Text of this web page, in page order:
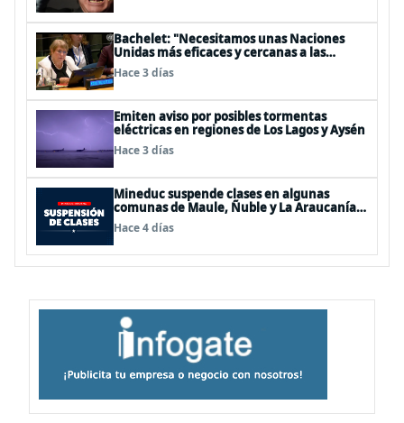
Bachelet: "Necesitamos unas Naciones
Unidas más eficaces y cercanas a las
personas"
Hace 3 días
Emiten aviso por posibles tormentas
eléctricas en regiones de Los Lagos y Aysén
Hace 3 días
Mineduc suspende clases en algunas
comunas de Maule, Ñuble y La Araucanía
para este lunes
Hace 4 días